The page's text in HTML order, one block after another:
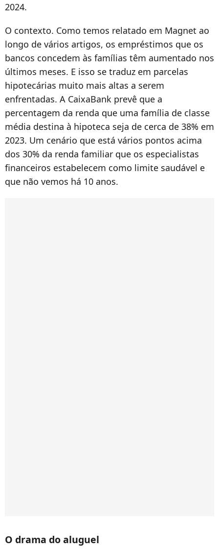
2024.
O contexto. Como temos relatado em Magnet ao
longo de vários artigos, os empréstimos que os
bancos concedem às famílias têm aumentado nos
últimos meses. E isso se traduz em parcelas
hipotecárias muito mais altas a serem
enfrentadas. A CaixaBank prevê que a
percentagem da renda que uma família de classe
média destina à hipoteca seja de cerca de 38% em
2023. Um cenário que está vários pontos acima
dos 30% da renda familiar que os especialistas
financeiros estabelecem como limite saudável e
que não vemos há 10 anos.
O drama do aluguel